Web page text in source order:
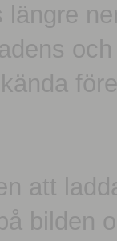
längre
att
bilden